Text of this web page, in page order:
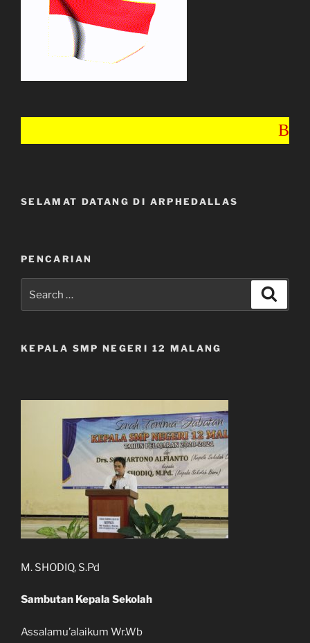
BINA
SELAMAT DATANG DI ARPHEDALLAS
PENCARIAN
KEPALA SMP NEGERI 12 MALANG
M. SHODIQ, S.Pd
Sambutan Kepala Sekolah
Assalamu’alaikum Wr.Wb